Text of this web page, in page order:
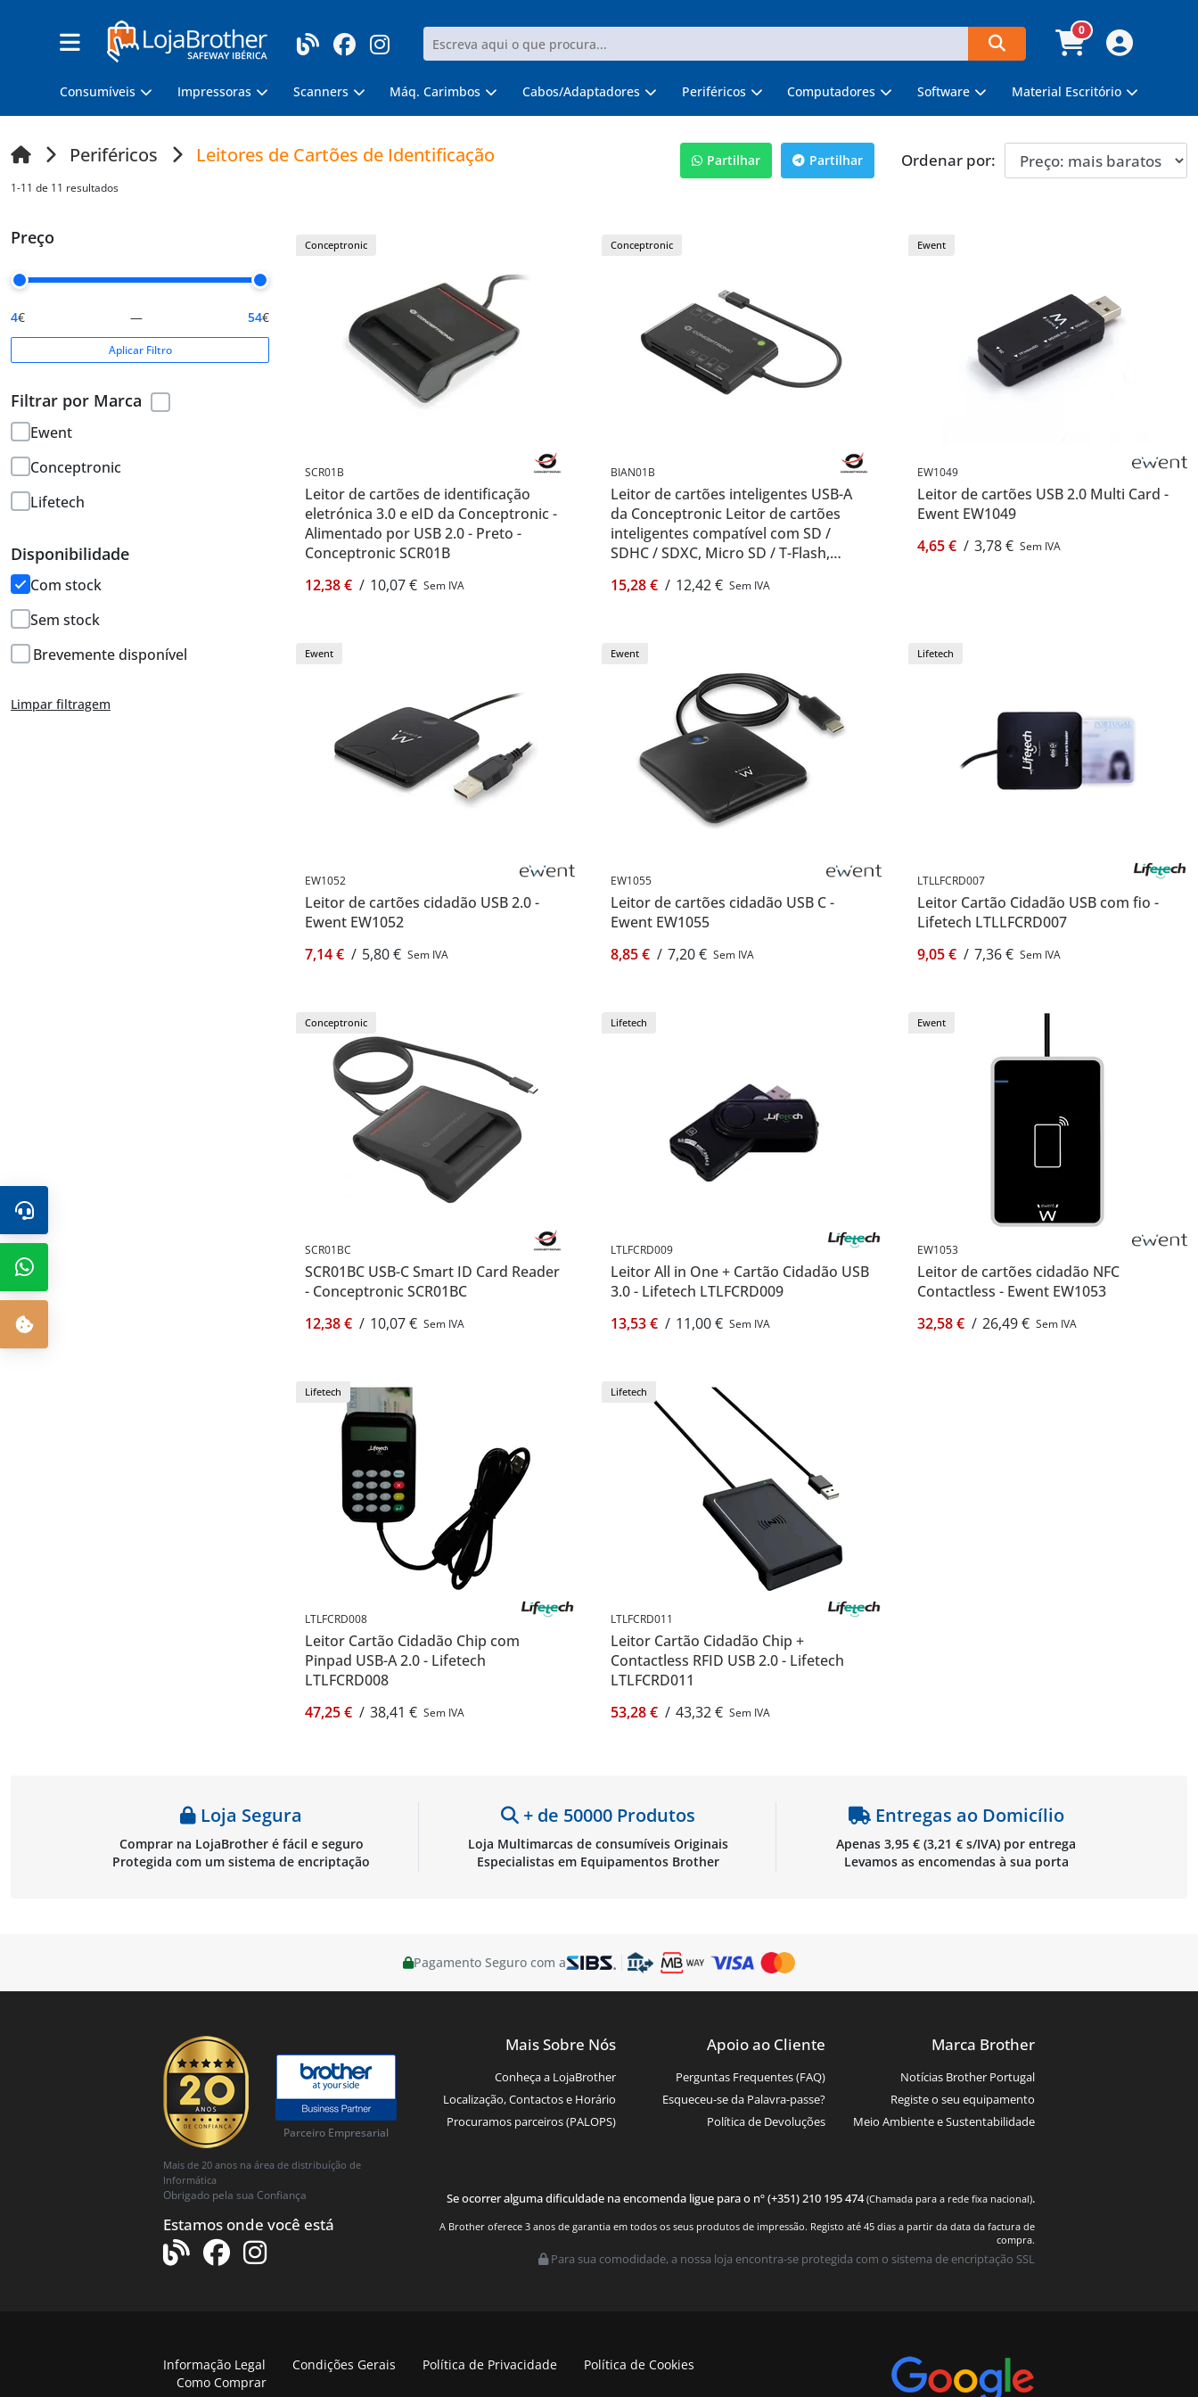
0
Consumíveis Impressoras Scanners Máq. Carimbos Cabos/Adaptadores Periféricos Computadores Software Material Escritório
Periféricos Leitores de Cartões de Identificação
1-11 de 11 resultados
Partilhar Partilhar Ordenar por:
Preço
4€ — 54€
Aplicar Filtro
Filtrar por Marca
Ewent
Conceptronic
Lifetech
Disponibilidade
Com stock
Sem stock
Brevemente disponível
Limpar filtragem
Conceptronic
SCR01B
Leitor de cartões de identificação
eletrónica 3.0 e eID da Conceptronic -
Alimentado por USB 2.0 - Preto -
Conceptronic SCR01B
12,38 € / 10,07 € Sem IVA
Conceptronic
BIAN01B
Leitor de cartões inteligentes USB-A
da Conceptronic Leitor de cartões
inteligentes compatível com SD /
SDHC / SDXC, Micro SD / T-Flash,
Conceptronic BIAN01B
15,28 € / 12,42 € Sem IVA
Ewent
EW1049
Leitor de cartões USB 2.0 Multi Card -
Ewent EW1049
4,65 € / 3,78 € Sem IVA
Ewent
EW1052
Leitor de cartões cidadão USB 2.0 -
Ewent EW1052
7,14 € / 5,80 € Sem IVA
Ewent
EW1055
Leitor de cartões cidadão USB C -
Ewent EW1055
8,85 € / 7,20 € Sem IVA
Lifetech
LTLLFCRD007
Leitor Cartão Cidadão USB com fio -
Lifetech LTLLFCRD007
9,05 € / 7,36 € Sem IVA
Conceptronic
SCR01BC
SCR01BC USB-C Smart ID Card Reader
- Conceptronic SCR01BC
12,38 € / 10,07 € Sem IVA
Lifetech
LTLFCRD009
Leitor All in One + Cartão Cidadão USB
3.0 - Lifetech LTLFCRD009
13,53 € / 11,00 € Sem IVA
Ewent
EW1053
Leitor de cartões cidadão NFC
Contactless - Ewent EW1053
32,58 € / 26,49 € Sem IVA
Lifetech
LTLFCRD008
Leitor Cartão Cidadão Chip com
Pinpad USB-A 2.0 - Lifetech
LTLFCRD008
47,25 € / 38,41 € Sem IVA
Lifetech
LTLFCRD011
Leitor Cartão Cidadão Chip +
Contactless RFID USB 2.0 - Lifetech
LTLFCRD011
53,28 € / 43,32 € Sem IVA
Loja Segura
Comprar na LojaBrother é fácil e seguro
Protegida com um sistema de encriptação
+ de 50000 Produtos
Loja Multimarcas de consumíveis Originais
Especialistas em Equipamentos Brother
Entregas ao Domicílio
Apenas 3,95 € (3,21 € s/IVA) por entrega
Levamos as encomendas à sua porta
Pagamento Seguro com a
Parceiro Empresarial
Mais de 20 anos na área de distribuíção de
Informática
Obrigado pela sua Confiança
Estamos onde você está
Mais Sobre Nós
Conheça a LojaBrother
Localização, Contactos e Horário
Procuramos parceiros (PALOPS)
Apoio ao Cliente
Perguntas Frequentes (FAQ)
Esqueceu-se da Palavra-passe?
Política de Devoluções
Marca Brother
Notícias Brother Portugal
Registe o seu equipamento
Meio Ambiente e Sustentabilidade
Se ocorrer alguma dificuldade na encomenda ligue para o nº (+351) 210 195 474(Chamada para a rede fixa nacional).
A Brother oferece 3 anos de garantia em todos os seus produtos de impressão. Registo até 45 dias a partir da data da factura de
compra.
Para sua comodidade, a nossa loja encontra-se protegida com o sistema de encriptação SSL
Informação Legal Condições Gerais Política de Privacidade
Política de Cookies
Como Comprar